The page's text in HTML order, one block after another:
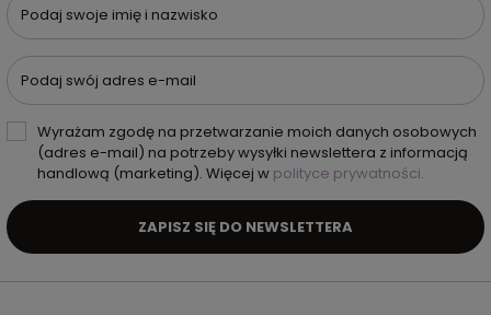
Podaj swoje imię i nazwisko
Podaj swój adres e-mail
Wyrażam zgodę na przetwarzanie moich danych osobowych
(adres e-mail) na potrzeby wysyłki newslettera z informacją
handlową (marketing). Więcej w polityce prywatności.
ZAPISZ SIĘ DO NEWSLETTERA